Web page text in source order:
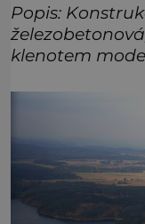
Popis:
klenotem